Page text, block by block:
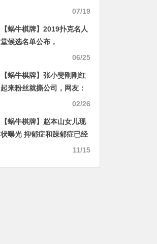
07/19
【蜗牛棋牌】2019扑克名人
堂候选名单公布，
06/25
【蜗牛棋牌】张小斐刚刚红
起来粉丝就撕公司，网友：
02/26
【蜗牛棋牌】赵本山女儿现
状曝光 抑郁症和躁郁症已经
11/15